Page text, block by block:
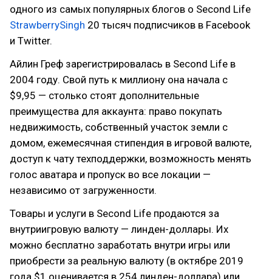
одного из самых популярных блогов о Second Life
StrawberrySingh 20 тысяч подписчиков в Facebook
и Twitter.
Айлин Греф зарегистрировалась в Second Life в
2004 году. Свой путь к миллиону она начала с
$9,95 — столько стоят дополнительные
преимущества для аккаунта: право покупать
недвижимость, собственный участок земли с
домом, ежемесячная стипендия в игровой валюте,
доступ к чату техподдержки, возможность менять
голос аватара и пропуск во все локации —
независимо от загруженности.
Товары и услуги в Second Life продаются за
внутриигровую валюту — линден-доллары. Их
можно бесплатно заработать внутри игры или
приобрести за реальную валюту (в октябре 2019
года $1 оценивается в 254 линден-доллара) или